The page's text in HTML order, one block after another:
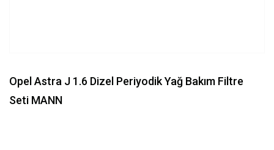
Opel Astra J 1.6 Dizel Periyodik Yağ Bakım Filtre
Seti MANN